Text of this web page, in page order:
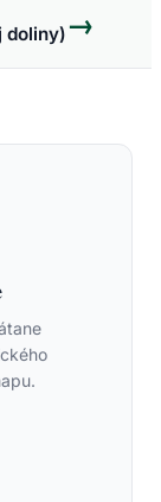
doliny)→